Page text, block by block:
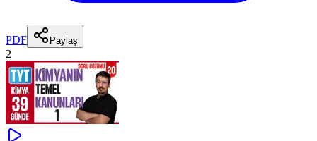
PDF Paylaş
2